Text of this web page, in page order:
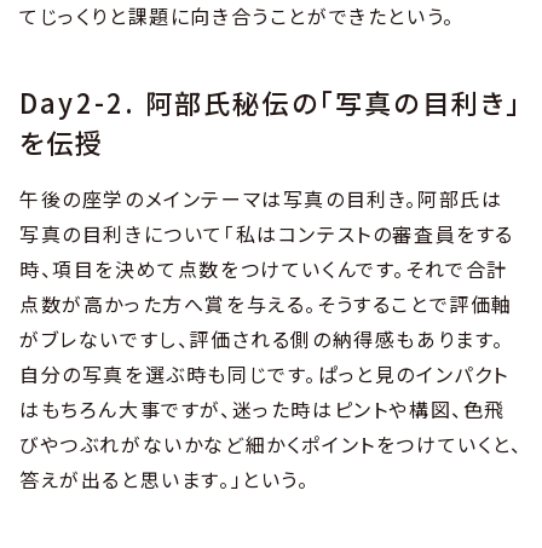
てじっくりと課題に向き合うことができたという。
Day2-2. 阿部氏秘伝の「写真の目利き」
を伝授
午後の座学のメインテーマは写真の目利き。阿部氏は
写真の目利きについて「私はコンテストの審査員をする
時、項目を決めて点数をつけていくんです。それで合計
点数が高かった方へ賞を与える。そうすることで評価軸
がブレないですし、評価される側の納得感もあります。
自分の写真を選ぶ時も同じです。ぱっと見のインパクト
はもちろん大事ですが、迷った時はピントや構図、色飛
びやつぶれがないかなど細かくポイントをつけていくと、
答えが出ると思います。」という。